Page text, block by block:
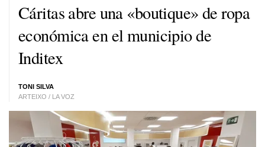
Cáritas abre una «boutique» de ropa
económica en el municipio de
Inditex
TONI SILVA
ARTEIXO / LA VOZ